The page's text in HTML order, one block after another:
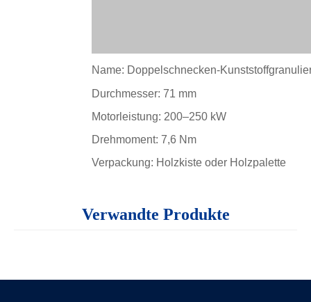
Name: Doppelschnecken-
Durchmesser: 71 mm
Motorleistung: 200–250 kW
Drehmoment: 7,6 Nm
Verpackung: Holzkiste oder Holzpalette
PE.PP.PS+ABS USW
PP PA+GF
Verwandte Produkte